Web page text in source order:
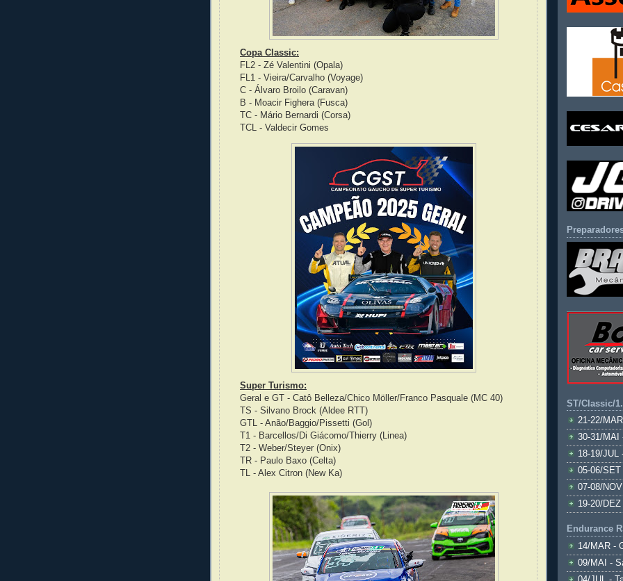
Copa Classic:
FL2 - Zé Valentini (Opala)
FL1 - Vieira/Carvalho (Voyage)
C - Álvaro Broilo (Caravan)
B - Moacir Fighera (Fusca)
TC - Mário Bernardi (Corsa)
TCL - Valdecir Gomes
Super Turismo:
Geral e GT - Catô Belleza/Chico Möller/Franco Pasquale (MC 40)
TS - Silvano Brock (Aldee RTT)
GTL - Anão/Baggio/Pissetti (Gol)
T1 - Barcellos/Di Giácomo/Thierry (Linea)
T2 - Weber/Steyer (Onix)
TR - Paulo Baxo (Celta)
TL - Alex Citron (New Ka)
ST/Classic/
21-22/
30-31/MAI
18-19/JUL
05-06/
07-08/
19-20/
Endurance
14/MAR -
09/MAI -